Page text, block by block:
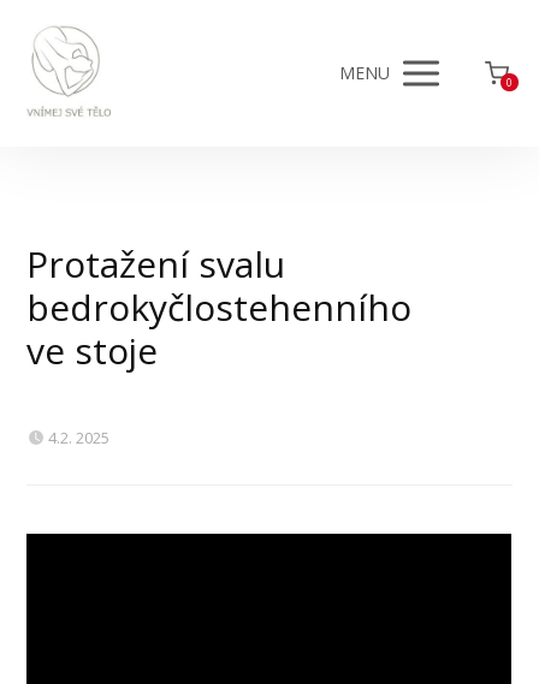
MENU 0
Protažení svalu
bedrokyčlostehenního
ve stoje
4.2. 2025